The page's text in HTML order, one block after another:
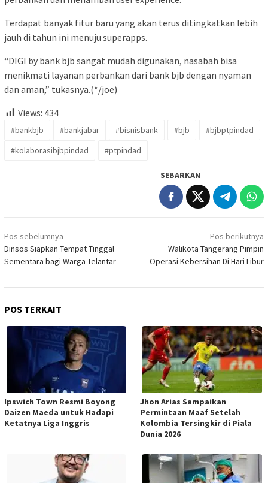
Terdapat banyak fitur baru yang akan terus ditingkatkan lebih
jauh di tahun ini menuju superapps.
“DIGI by bank bjb sangat mudah digunakan, nasabah bisa
menikmati layanan perbankan dari bank bjb dengan nyaman
dan aman,” tukasnya.(*/joe)
Views: 434
#bankbjb #bankjabar #bisnisbank #bjb
#bjbptpindad
#kolaborasibjbpindad
#ptpindad
SEBARKAN
Navigasi
pos
Pos sebelumnya
Dinsos Siapkan Tempat Tinggal
Sementara bagi Warga Telantar
Pos berikutnya
Walikota Tangerang Pimpin
Operasi Kebersihan Di Hari Libur
POS TERKAIT
Ipswich Town Resmi Boyong
Daizen Maeda untuk Hadapi
Ketatnya Liga Inggris
Jhon Arias Sampaikan
Permintaan Maaf Setelah
Kolombia Tersingkir di Piala
Dunia 2026